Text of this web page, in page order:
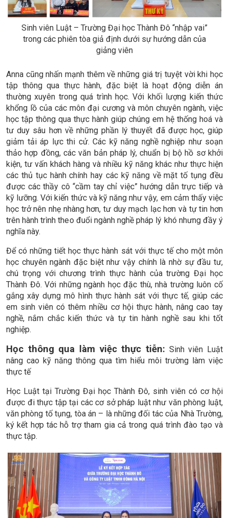
Sinh viên Luật – Trường Đại học Thành Đô “nhập vai”
trong các phiên tòa giả định dưới sự hướng dẫn của
giảng viên
Anna cũng nhấn mạnh thêm về những giá trị tuyệt vời khi học
tập thông qua thực hành, đặc biệt là hoạt động diễn án
thường xuyên trong quá trình học. Với khối lượng kiến thức
khổng lồ của các môn đại cương và môn chuyên ngành, việc
học tập thông qua thực hành giúp chúng em hệ thống hoá và
tư duy sâu hơn về những phần lý thuyết đã được học, giúp
giảm tải áp lực thi cử. Các kỹ năng nghề nghiệp như soạn
thảo hợp đồng, các văn bản pháp lý, chuẩn bị bộ hồ sơ khởi
kiện, tư vấn khách hàng và nhiều kỹ năng khác như thực hiện
các thủ tục hành chính hay các kỹ năng về mặt tố tụng đều
được các thầy cô “cầm tay chỉ việc” hướng dẫn trực tiếp và
kỹ lưỡng. Với kiến thức và kỹ năng như vậy, em cảm thấy việc
học trở nên nhẹ nhàng hơn, tư duy mạch lạc hơn và tự tin hơn
trên hành trình theo đuổi ngành nghề pháp lý khó nhưng đầy ý
nghĩa này.
Để có những tiết học thực hành sát với thực tế cho một môn
học chuyên ngành đặc biệt như vậy chính là nhờ sự đầu tư,
chú trọng với chương trình thực hành của trường Đại học
Thành Đô. Với những ngành học đặc thù, nhà trường luôn cố
gắng xây dựng mô hình thực hành sát với thực tế, giúp các
em sinh viên có thêm nhiều cơ hội thực hành, nâng cao tay
nghề, nắm chắc kiến thức và tự tin hành nghề sau khi tốt
nghiệp.
Học thông qua làm việc thực tiễn: Sinh viên Luật
nâng cao kỹ năng thông qua tìm hiểu môi trường làm việc
thực tế
Học Luật tại Trường Đại học Thành Đô, sinh viên có cơ hội
được đi thực tập tại các cơ sở pháp luật như văn phòng luật,
văn phòng tố tụng, tòa án – là những đối tác của Nhà Trường,
ký kết hợp tác hỗ trợ tham gia cả trong quá trình đào tạo và
thực tập.